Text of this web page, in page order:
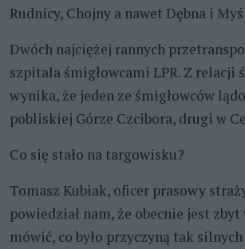
Rudnicy, Chojny a nawet Dębna i
Dwóch najciężej rannych
szpitala śmigłowcami LPR. Z relacji
wynika, że jeden ze śmigłowców
pobliskiej Górze Czcibora, drugi w
Co się stało na targowisku?
Tomasz Kubiak, oficer prasowy
powiedział nam, że obecnie jest zbyt
mówić, co było przyczyną tak